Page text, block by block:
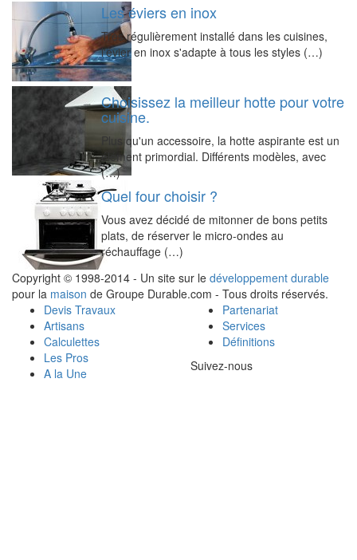
Les éviers en inox
Très régulièrement installé dans les cuisines,
l'évier en inox s'adapte à tous les styles (…)
Choisissez la meilleur hotte pour votre
cuisine.
Plus qu'un accessoire, la hotte aspirante est un
élément primordial. Différents modèles, avec
(…)
Quel four choisir ?
Vous avez décidé de mitonner de bons petits
plats, de réserver le micro-ondes au
réchauffage (…)
Copyright © 1998-2014 - Un site sur le développement durable
pour la maison de Groupe Durable.com - Tous droits réservés.
Devis Travaux
Artisans
Calculettes
Les Pros
A la Une
Partenariat
Services
Définitions
Suivez-nous